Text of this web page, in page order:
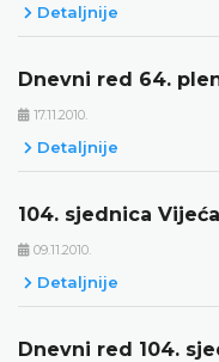
Detaljnije
Dnevni red 64.
17.11.2010.
Detaljnije
104. sjednica
09.11.2010.
Detaljnije
Dnevni red 104.